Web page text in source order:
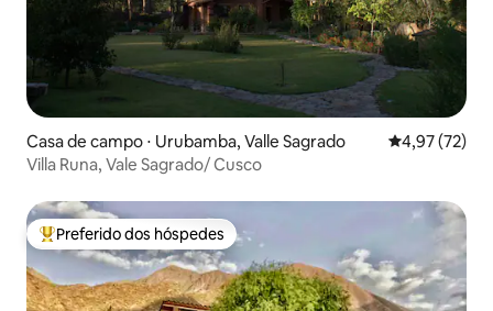
Casa de campo ⋅ Urubamba, Valle Sagrado 4,97 de uma
4,97 (72)
Villa Runa, Vale Sagrado/ Cusco
Entre os melhores preferidos dos hóspedes
Preferido dos hóspedes